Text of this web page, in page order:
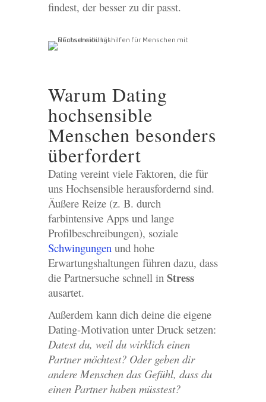
findest, der besser zu dir passt.
Warum Dating
hochsensible
Menschen besonders
überfordert
Dating vereint viele Faktoren, die für
uns Hochsensible herausfordernd sind.
Äußere Reize (z. B. durch
farbintensive Apps und lange
Profilbeschreibungen), soziale
Schwingungenund hohe
Erwartungshaltungen führen dazu, dass
die Partnersuche schnell in Stress
ausartet.
Außerdem kann dich deine die eigene
Dating-Motivation unter Druck setzen:
Datest du, weil du wirklich einen
Partner möchtest? Oder geben dir
andere Menschen das Gefühl, dass du
einen Partner haben müsstest?